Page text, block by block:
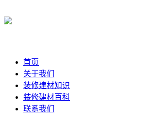
首页
关于我们
装修建材知识
装修建材百科
联系我们